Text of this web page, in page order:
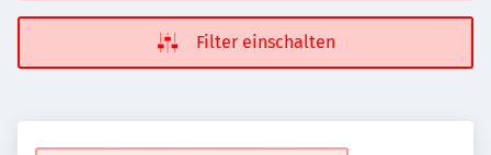
Filter einschalten